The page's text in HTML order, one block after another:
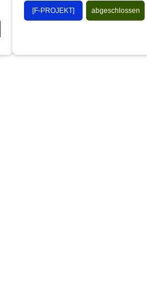
[F-PROJEKT] abgeschlossen